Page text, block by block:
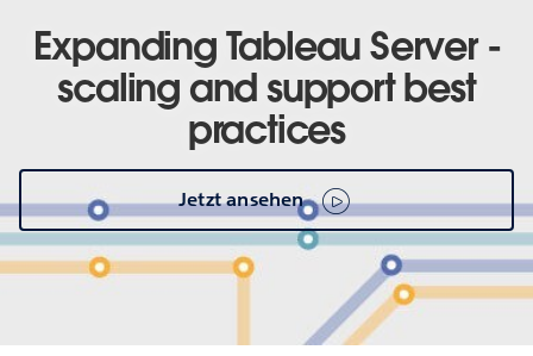
Expanding Tableau Server -
scaling and support best
practices
Jetzt ansehen